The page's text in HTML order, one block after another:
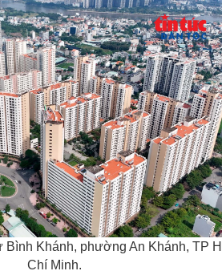
Bình Khánh, phường An Khánh, TP
Chí Minh.